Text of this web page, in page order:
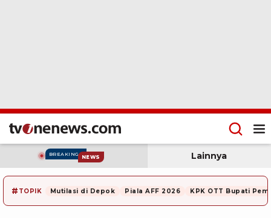
BREAKING NEWS Lainnya
# TOPIK Mutilasi di Depok Piala AFF 2026 KPK OTT Bupati